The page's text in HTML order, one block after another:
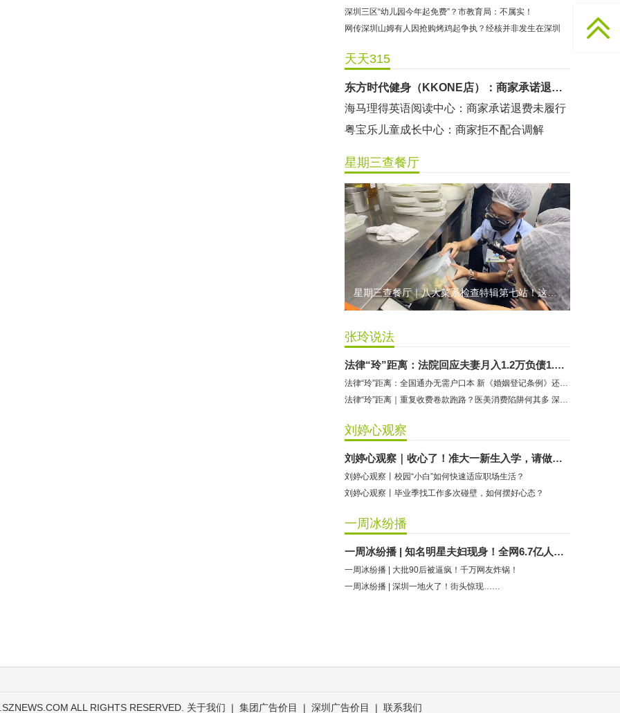
深圳三区“幼儿园今年起免费”？市教育局：不属实！
网传深圳山姆有人因抢购烤鸡起争执？经核并非发生在深圳
天天315
预付式消费退款难 深圳市消委会公开谴责力美健华联店
东方时代健身（KKONE店）：商家承诺退费未履行
海马理得英语阅读中心：商家承诺退费未履行
粤宝乐儿童成长中心：商家拒不配合调解
无上悦动健身：商家停业未退费
哈尔特健身：商家拒不配合调解
香港卡依宝贝国际婴幼儿游泳馆：商家停业未退费
龅牙兔儿童情商训练营：商家承诺退费未履行
预付式消费退款难 深圳市消委会公开谴责力美健华联店
元宵佳节，发生了“甜蜜的烦恼”该怎么办？
星期三查餐厅
星期三查餐厅｜八大菜系检查特辑第七站！这家米其林一星人气闽菜餐厅后厨干净吗？
张玲说法
法律“玲”距离：法院回应夫妻月入1.2万负债1.2亿 律师分析合理性
刘婷心观察
刘婷心观察｜收心了！准大一新生入学，请做好这些准备
刘婷心观察丨校园“小白”如何快速适应职场生活？
刘婷心观察丨毕业季找工作多次碰壁，如何摆好心态？
一周冰纷播
一周冰纷播 | 知名明星夫妇现身！全网6.7亿人次围观
一周冰纷播 | 大批90后被逼疯！千万网友炸锅！
一周冰纷播 | 深圳一地火了！街头惊现……
ALL RIGHTS RESERVED. 关于我们 | 集团广告价目 | 深圳广告价目 | 联系我们